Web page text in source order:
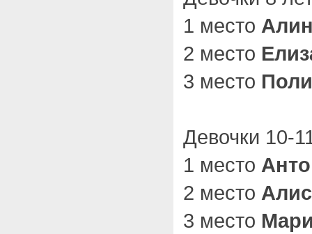
1 место
2 место
3 место
Девочки 10-
1 место
2 место
3 место